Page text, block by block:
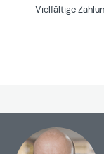
Vielfältige